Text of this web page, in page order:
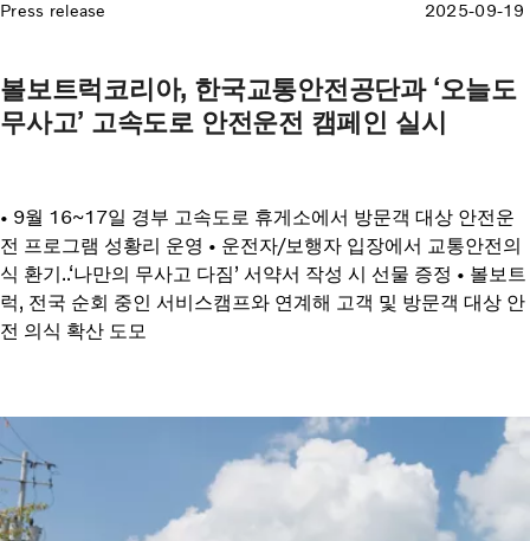
Press release 2025-09-19
볼보트럭코리아, 한국교통안전공단과 ‘오늘도
무사고’ 고속도로 안전운전 캠페인 실시
• 9월 16~17일 경부 고속도로 휴게소에서 방문객 대상 안전운
전 프로그램 성황리 운영 • 운전자/보행자 입장에서 교통안전의
식 환기..‘나만의 무사고 다짐’ 서약서 작성 시 선물 증정 • 볼보트
럭, 전국 순회 중인 서비스캠프와 연계해 고객 및 방문객 대상 안
전 의식 확산 도모